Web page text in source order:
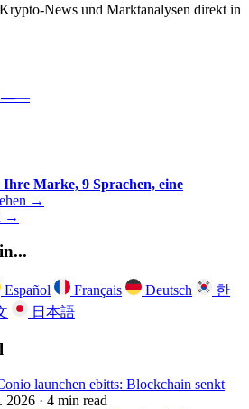
News und Marktanalysen direkt in
——
Ihre Marke, 9 Sprachen, eine
→
→
Español Français Deutsch
한
日本語
launchen ebitts: Blockchain senkt
2026 · 4 min read